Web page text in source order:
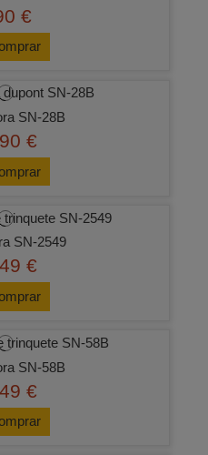
€
SN-28B
€
SN‑2549
€
SN-58B
€